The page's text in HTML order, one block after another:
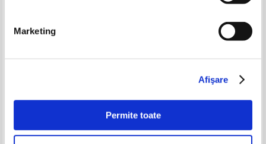
Marketing
Afişare
Permite toate
Adaugă în coș
Georges Bataille - Istoria
Adaugă în coș